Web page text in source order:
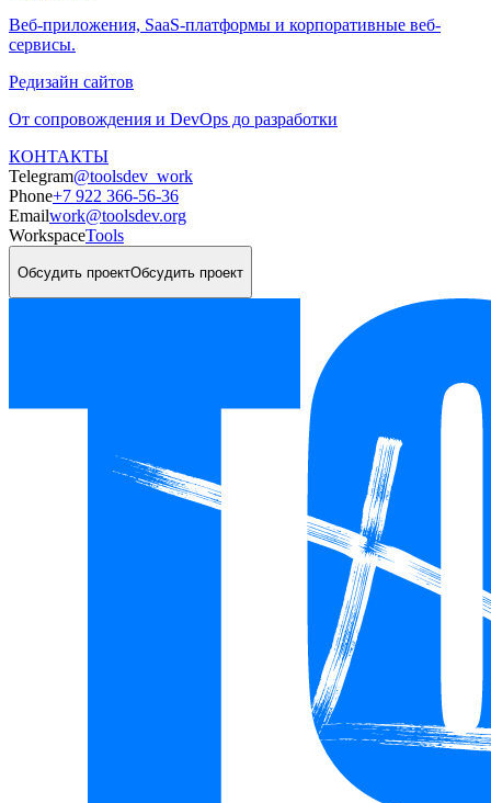
Веб-приложения, SaaS-платформы и корпоративные веб-
сервисы.
Редизайн сайтов
От сопровождения и DevOps до разработки
КОНТАКТЫ
Telegram@toolsdev_work
Phone+7 922 366-56-36
Emailwork@toolsdev.org
WorkspaceTools
Обсудить проектОбсудить проект